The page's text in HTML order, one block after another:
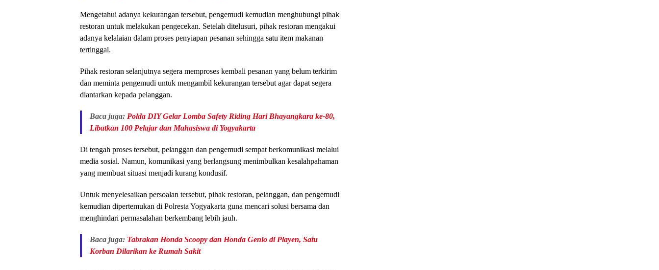
Mengetahui adanya kekurangan tersebut, pengemudi kemudian menghubungi pihak
restoran untuk melakukan pengecekan. Setelah ditelusuri, pihak restoran mengakui
adanya kelalaian dalam proses penyiapan pesanan sehingga satu item makanan
tertinggal.
Pihak restoran selanjutnya segera memproses kembali pesanan yang belum terkirim
dan meminta pengemudi untuk mengambil kekurangan tersebut agar dapat segera
diantarkan kepada pelanggan.
Baca juga: Polda DIY Gelar Lomba Safety Riding Hari Bhayangkara ke-80,
Libatkan 100 Pelajar dan Mahasiswa di Yogyakarta
Di tengah proses tersebut, pelanggan dan pengemudi sempat berkomunikasi melalui
media sosial. Namun, komunikasi yang berlangsung menimbulkan kesalahpahaman
yang membuat situasi menjadi kurang kondusif.
Untuk menyelesaikan persoalan tersebut, pihak restoran, pelanggan, dan pengemudi
kemudian dipertemukan di Polresta Yogyakarta guna mencari solusi bersama dan
menghindari permasalahan berkembang lebih jauh.
Baca juga: Tabrakan Honda Scoopy dan Honda Genio di Playen, Satu
Korban Dilarikan ke Rumah Sakit